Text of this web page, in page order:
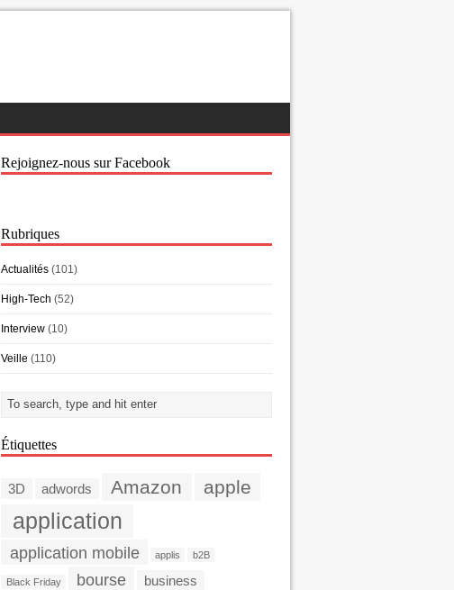
Rejoignez-nous sur Facebook
Rubriques
Actualités (101)
High-Tech (52)
Interview (10)
Veille (110)
Étiquettes
3D adwords Amazon apple
application
application mobile applis b2B
Black Friday bourse
business